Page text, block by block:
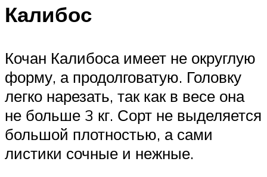
Калибос
Кочан Калибоса имеет не округлую
форму, а продолговатую. Головку
легко нарезать, так как в весе она
не больше 3 кг. Сорт не выделяется
большой плотностью, а сами
листики сочные и нежные.